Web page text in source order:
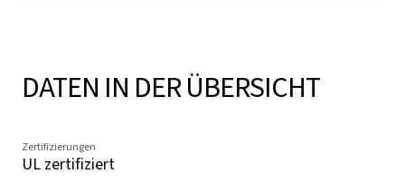
DATEN IN DER ÜBERSICHT
Zertifizierungen
UL zertifiziert